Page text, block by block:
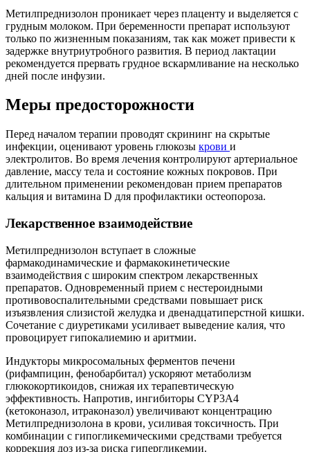
Метилпреднизолон проникает через плаценту и выделяется с
грудным молоком. При беременности препарат используют
только по жизненным показаниям, так как может привести к
задержке внутриутробного развития. В период лактации
рекомендуется прервать грудное вскармливание на несколько
дней после инфузии.
Меры предосторожности
Перед началом терапии проводят скрининг на скрытые
инфекции, оценивают уровень глюкозы крови и
электролитов. Во время лечения контролируют артериальное
давление, массу тела и состояние кожных покровов. При
длительном применении рекомендован прием препаратов
кальция и витамина D для профилактики остеопороза.
Лекарственное взаимодействие
Метилпреднизолон вступает в сложные
фармакодинамические и фармакокинетические
взаимодействия с широким спектром лекарственных
препаратов. Одновременный прием с нестероидными
противовоспалительными средствами повышает риск
изъязвления слизистой желудка и двенадцатиперстной кишки.
Сочетание с диуретиками усиливает выведение калия, что
провоцирует гипокалиемию и аритмии.
Индукторы микросомальных ферментов печени
(рифампицин, фенобарбитал) ускоряют метаболизм
глюкокортикоидов, снижая их терапевтическую
эффективность. Напротив, ингибиторы CYP3A4
(кетоконазол, итраконазол) увеличивают концентрацию
Метилпреднизолона в крови, усиливая токсичность. При
комбинации с гипогликемическими средствами требуется
коррекция доз из-за риска гипергликемии.